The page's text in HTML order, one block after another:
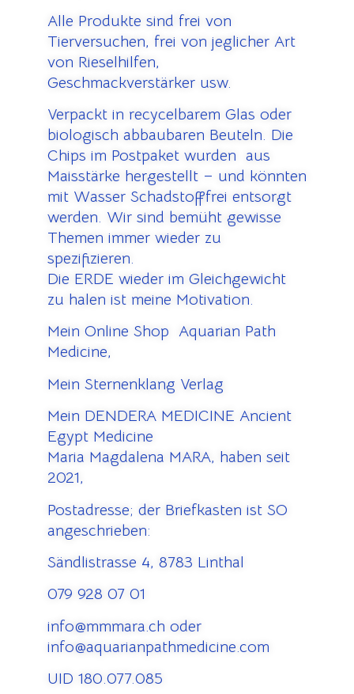
Alle Produkte sind frei von
Tierversuchen, frei von jeglicher Art
von Rieselhilfen,
Geschmackverstärker usw.
Verpackt in recycelbarem Glas oder
biologisch abbaubaren Beuteln. Die
Chips im Postpaket wurden aus
Maisstärke hergestellt – und könnten
mit Wasser Schadstofffrei entsorgt
werden. Wir sind bemüht gewisse
Themen immer wieder zu
spezifizieren.
Die ERDE wieder im Gleichgewicht
zu halen ist meine Motivation.
Mein Online Shop Aquarian Path
Medicine,
Mein Sternenklang Verlag
Mein DENDERA MEDICINE Ancient
Egypt Medicine
Maria Magdalena MARA, haben seit
2021,
Postadresse; der Briefkasten ist SO
angeschrieben:
Sändlistrasse 4, 8783 Linthal
079 928 07 01
info@mmmara.ch oder
info@aquarianpathmedicine.com
UID 180.077.085